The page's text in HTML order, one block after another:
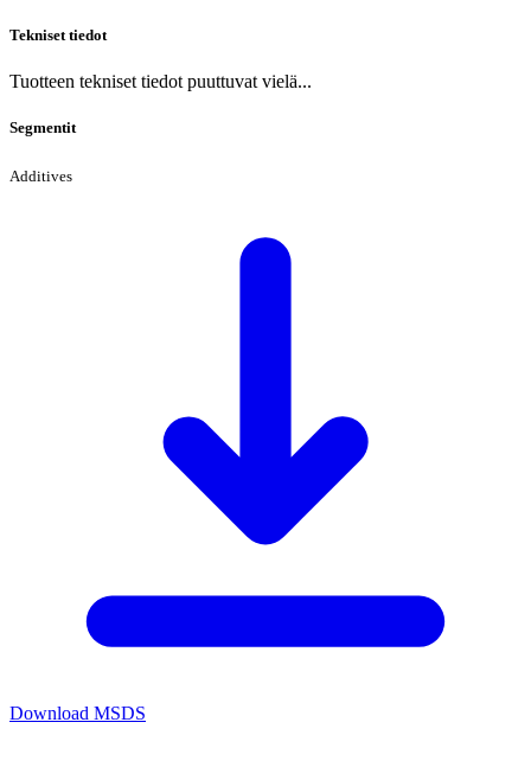
Tekniset tiedot
Tuotteen tekniset tiedot puuttuvat vielä...
Segmentit
Additives
Download MSDS